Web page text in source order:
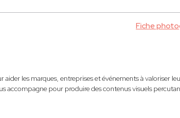
Fiche
les marques, entreprises et événements à valoriser
accompagne pour produire des contenus visuels